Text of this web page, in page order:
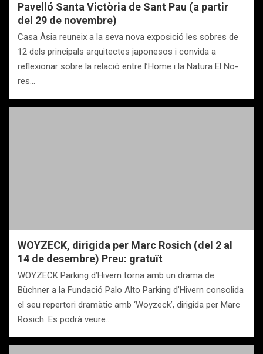
Pavelló Santa Victòria de Sant Pau (a partir
del 29 de novembre)
Casa Àsia reuneix a la seva nova exposició les sobres de
12 dels principals arquitectes japonesos i convida a
reflexionar sobre la relació entre l’Home i la Natura El No-
res…
WOYZECK, dirigida per Marc Rosich (del 2 al
14 de desembre) Preu: gratuït
WOYZECK Parking d’Hivern torna amb un drama de
Büchner a la Fundació Palo Alto Parking d’Hivern consolida
el seu repertori dramàtic amb ‘Woyzeck’, dirigida per Marc
Rosich. Es podrà veure…